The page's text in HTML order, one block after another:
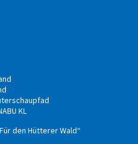
KL
den Hütterer Wald“